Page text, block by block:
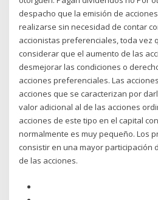
despacho que la emisión de
realizarse sin necesidad de contar
accionistas preferenciales, toda vez
considerar que el aumento de las
desmejorar las condiciones o
acciones preferenciales. Las
acciones que se caracterizan por
valor adicional al de las acciones
acciones de este tipo en el capital
normalmente es muy pequeño. Los
consistir en una mayor participación
de las acciones.